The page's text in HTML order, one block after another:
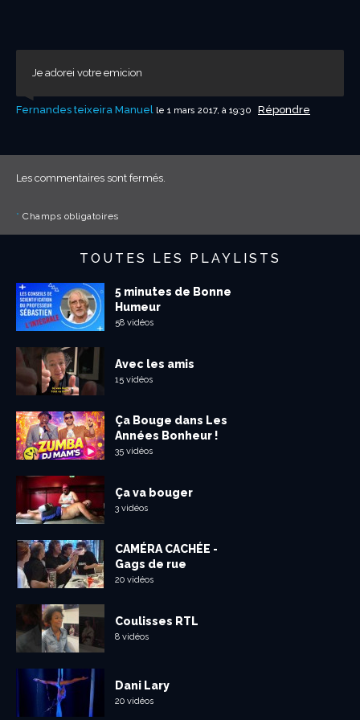
Je adorei votre emicion
Fernandes teixeira Manuel le 1 mars 2017, à 19:30 Répondre
Les commentaires sont fermés.
* Champs obligatoires
TOUTES LES PLAYLISTS
5 minutes de Bonne
Humeur
58 vidéos
Avec les amis
15 vidéos
Ça Bouge dans Les
Années Bonheur !
35 vidéos
Ça va bouger
3 vidéos
CAMÉRA CACHÉE -
Gags de rue
20 vidéos
Coulisses RTL
8 vidéos
Dani Lary
20 vidéos